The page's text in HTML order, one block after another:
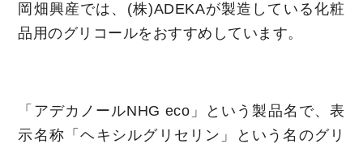
岡畑興産では、(株)ADEKAが製造している化粧
品用のグリコールをおすすめしています。
「アデカノールNHG eco」という製品名で、表
示名称「ヘキシルグリセリン」という名のグリ